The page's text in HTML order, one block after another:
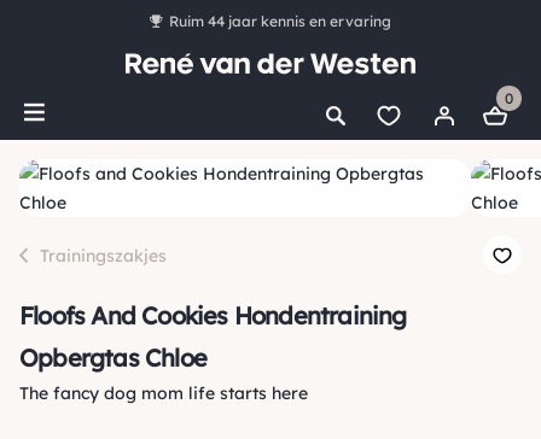
Ruim 44 jaar kennis en ervaring
Gratis verzending vanaf €50,00*
Bestel nu, betaal later met Klarna
Morgen voor 15:00 uur besteld, dezelfde dag verzonden!
0
Trainingszakjes
Floofs And Cookies Hondentraining
Opbergtas Chloe
The fancy dog mom life starts here